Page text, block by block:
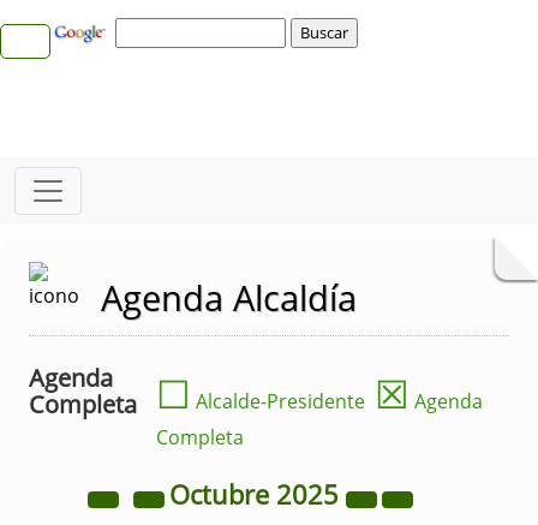
Agenda Alcaldía
Agenda
Completa
☐ Alcalde-Presidente ☒ Agenda
Completa
Octubre 2025